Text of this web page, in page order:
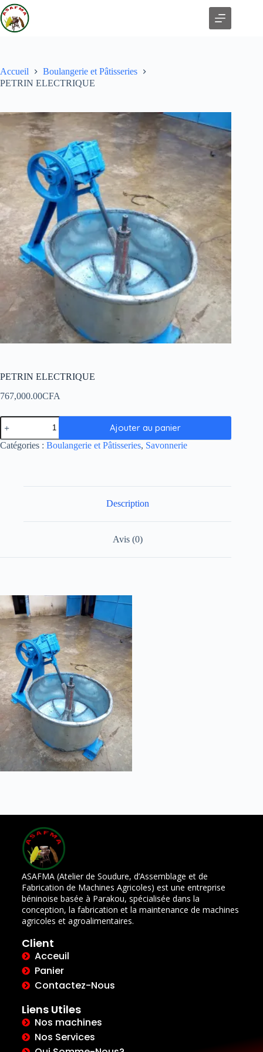
Accueil
Boulangerie et Pâtisseries
PETRIN ELECTRIQUE
PETRIN ELECTRIQUE
767,000.00CFA
Ajouter au panier
Catégories : Boulangerie et Pâtisseries, Savonnerie
Description
Avis (0)
ASAFMA (Atelier de Soudure, d’Assemblage et de
Fabrication de Machines Agricoles) est une entreprise
béninoise basée à Parakou, spécialisée dans la
conception, la fabrication et la maintenance de machines
agricoles et agroalimentaires.
Client
Acceuil
Panier
Contactez-Nous
Liens Utiles
Nos machines
Nos Services